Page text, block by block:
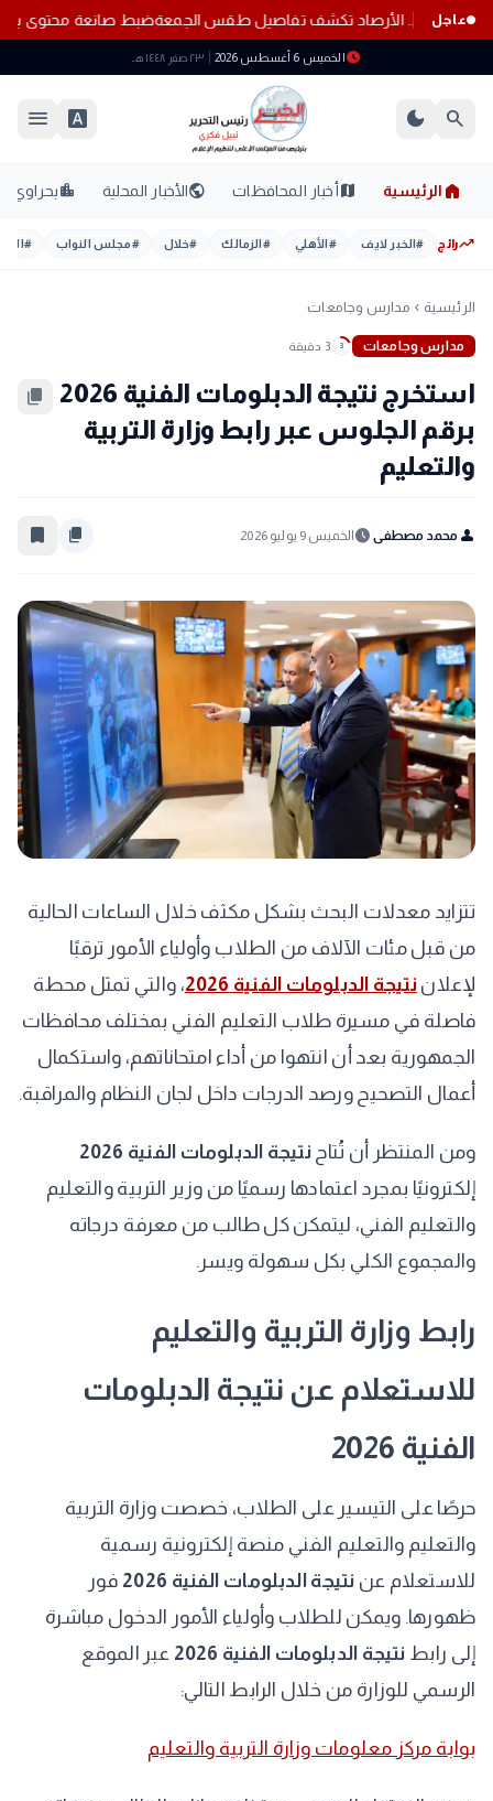
عاجل
هذه المناطق.. الأرصاد تكشف تفاصيل طقس الجمعةضبط صانعة محتوى
scheduleالخميس 6 أغسطس 2026 ٢٣ صفر ١٤٤٨ هـ
search
dark_mode
font_download
menu
home الرئيسية mapأخبار المحافظات publicالأخبار المحلية location_cityبحراوي
trending_upرائج #الخبر لايف #الأهلي #الزمالك #خلال #مجلس النواب #
الرئيسية chevron_left مدارس وجامعات
مدارس وجامعات 3 3 دقيقة
استخرج نتيجة الدبلومات الفنية 2026
برقم الجلوس عبر رابط وزارة التربية
والتعليم
content_copy
person محمد مصطفى schedule الخميس 9 يوليو 2026 content_copy
bookmark_border
​تتزايد معدلات البحث بشكل مكثف خلال الساعات الحالية
من قبل مئات الآلاف من الطلاب وأولياء الأمور ترقبًا
لإعلاننتيجة الدبلومات الفنية 2026
، والتي تمثل محطة
فاصلة في مسيرة طلاب التعليم الفني بمختلف محافظات
الجمهورية بعد أن انتهوا من أداء امتحاناتهم، واستكمال
أعمال التصحيح ورصد الدرجات داخل لجان النظام والمراقبة.
​ومن المنتظر أن تُتاحنتيجة الدبلومات الفنية 2026
إلكترونيًا بمجرد اعتمادها رسميًا من وزير التربية والتعليم
والتعليم الفني، ليتمكن كل طالب من معرفة درجاته
والمجموع الكلي بكل سهولة ويسر.
​رابط وزارة التربية والتعليم
للاستعلام عن نتيجة الدبلومات
الفنية 2026
​حرصًا على التيسير على الطلاب، خصصت وزارة التربية
والتعليم والتعليم الفني منصة إلكترونية رسمية
للاستعلام عن نتيجة الدبلومات الفنية 2026
فور
ظهورها. ويمكن للطلاب وأولياء الأمور الدخول مباشرة
إلى رابط نتيجة الدبلومات الفنية 2026
عبر الموقع
الرسمي للوزارة من خلال الرابط التالي:
بوابة مركز معلومات وزارة التربية والتعليم